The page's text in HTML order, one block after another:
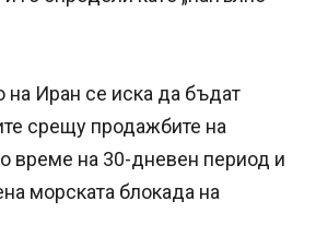
Иран се иска да бъдат
срещу продажбите на
време на 30-дневен период и
морската блокада на